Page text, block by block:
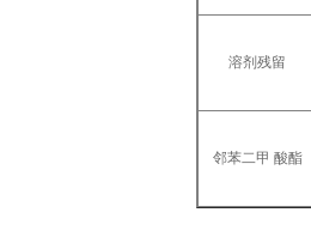
溶剂残留
邻苯二甲 酸酯